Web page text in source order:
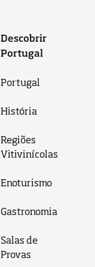
Descobrir
Portugal
Portugal
História
Regiões
Vitivinícolas
Enoturismo
Gastronomia
Salas de
Provas